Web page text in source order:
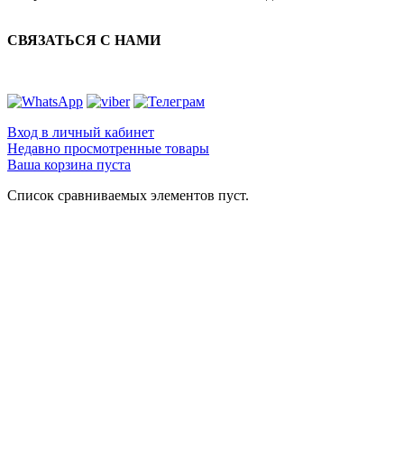
СВЯЗАТЬСЯ С НАМИ
Вход в личный кабинет
Недавно просмотренные товары
Ваша корзина пуста
Список сравниваемых элементов пуст.